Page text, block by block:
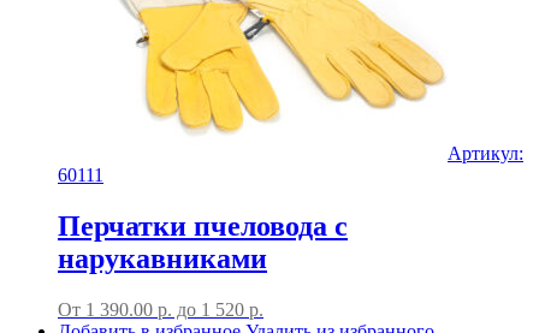
Артикул:
60111
Перчатки пчеловода с
нарукавниками
От 1 390.00 р. до 1 520 р.